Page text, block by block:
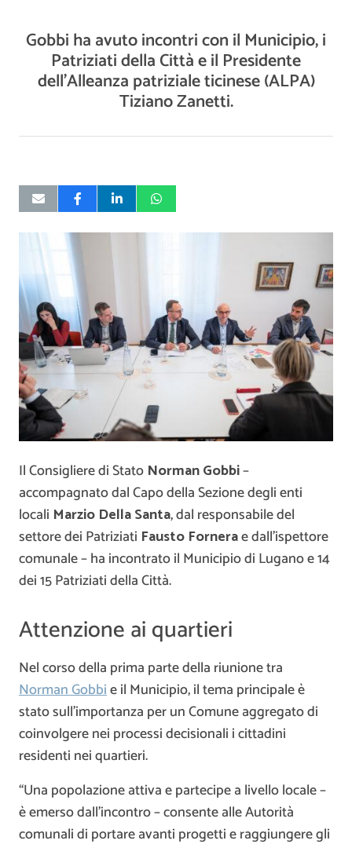
Gobbi ha avuto incontri con il Municipio, i
Patriziati della Città e il Presidente
dell’Alleanza patriziale ticinese (ALPA)
Tiziano Zanetti.
Il Consigliere di Stato Norman Gobbi–
accompagnato dal Capo della Sezione degli enti
locali Marzio Della Santa, dal responsabile del
settore dei Patriziati Fausto Fornerae dall’ispettore
comunale – ha incontrato il Municipio di Lugano e 14
dei 15 Patriziati della Città.
Attenzione ai quartieri
Nel corso della prima parte della riunione tra
Norman Gobbie il Municipio, il tema principale è
stato sull’importanza per un Comune aggregato di
coinvolgere nei processi decisionali i cittadini
residenti nei quartieri.
“Una popolazione attiva e partecipe a livello locale –
è emerso dall’incontro – consente alle Autorità
comunali di portare avanti progetti e raggiungere gli